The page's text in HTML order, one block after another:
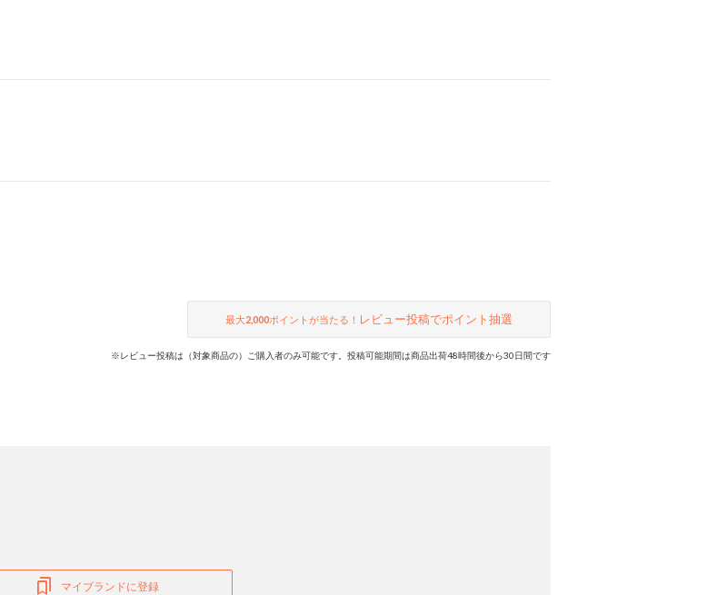
最大2,000ポイントが当たる！ レビュー投稿でポイント抽選
※レビュー投稿は（対象商品の）ご購入者のみ可能です。投稿可能期間は商品出荷48時間後から30日間です
マイブランドに登録